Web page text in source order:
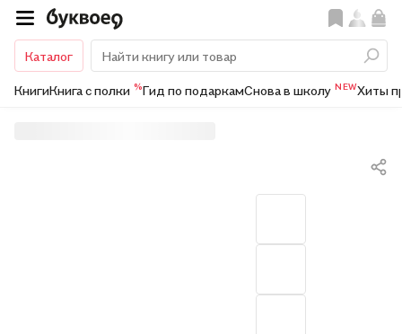
Каталог
КнигиКнига с полки %Гид по подаркамСнова в школу NEWХиты